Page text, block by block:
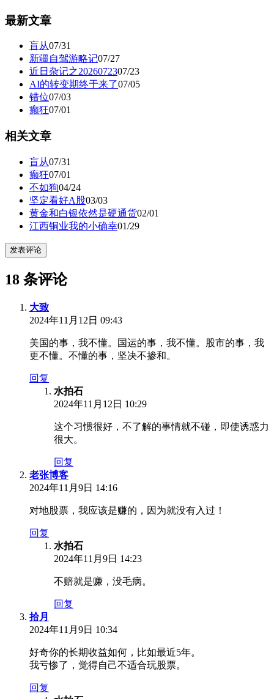
最新文章
盲从07/31
新疆自驾游略记07/27
近日杂记之2026072307/23
AI的转变期终于来了07/05
错位07/03
癫狂07/01
相关文章
盲从07/31
癫狂07/01
不如狗04/24
坚定看好A股03/03
黄金和白银依然是硬通货02/01
江西铜业我的小确幸01/29
发表评论
18 条评论
大致
2024年11月12日 09:43
美国的事，我不懂。国运的事，我不懂。股市的事，我
更不懂。不懂的事，坚决不掺和。
回复
水拍石
2024年11月12日 10:29
这个习惯很好，不了解的事情就不碰，即使诱惑力
很大。
回复
老张博客
2024年11月9日 14:16
对地股票，我应该是赚的，因为就没有入过！
回复
水拍石
2024年11月9日 14:23
不赔就是赚，没毛病。
回复
拾月
2024年11月9日 10:34
好奇你的长期收益如何，比如最近5年。
我亏惨了，觉得自己不适合玩股票。
回复